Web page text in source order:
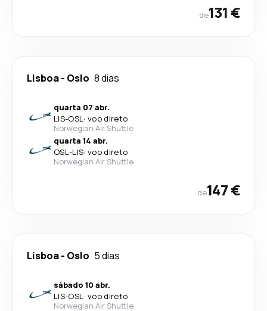
de131 €
Lisboa- Oslo 8 dias
quarta 07 abr.
LIS-OSL· voo direto
Norwegian Air Shuttle
quarta 14 abr.
OSL-LIS· voo direto
Norwegian Air Shuttle
de147 €
Lisboa- Oslo 5 dias
sábado 10 abr.
LIS-OSL· voo direto
Norwegian Air Shuttle